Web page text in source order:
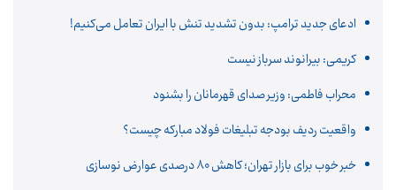
ادعای جدید ترامپ: بدون تشدید تنش با ایران تعامل می‌کنیم!
کریمی: بیرانوند سرباز نیست
محراب فاطمی: وزیر صدای قهرمانان را بشنود
واقعیت ردیف بودجه تبلیغات فولاد مبارکه چیست؟
خبر خوب برای بازار تهران؛ کاهش ۸۰ درصدی عوارض نوسازی